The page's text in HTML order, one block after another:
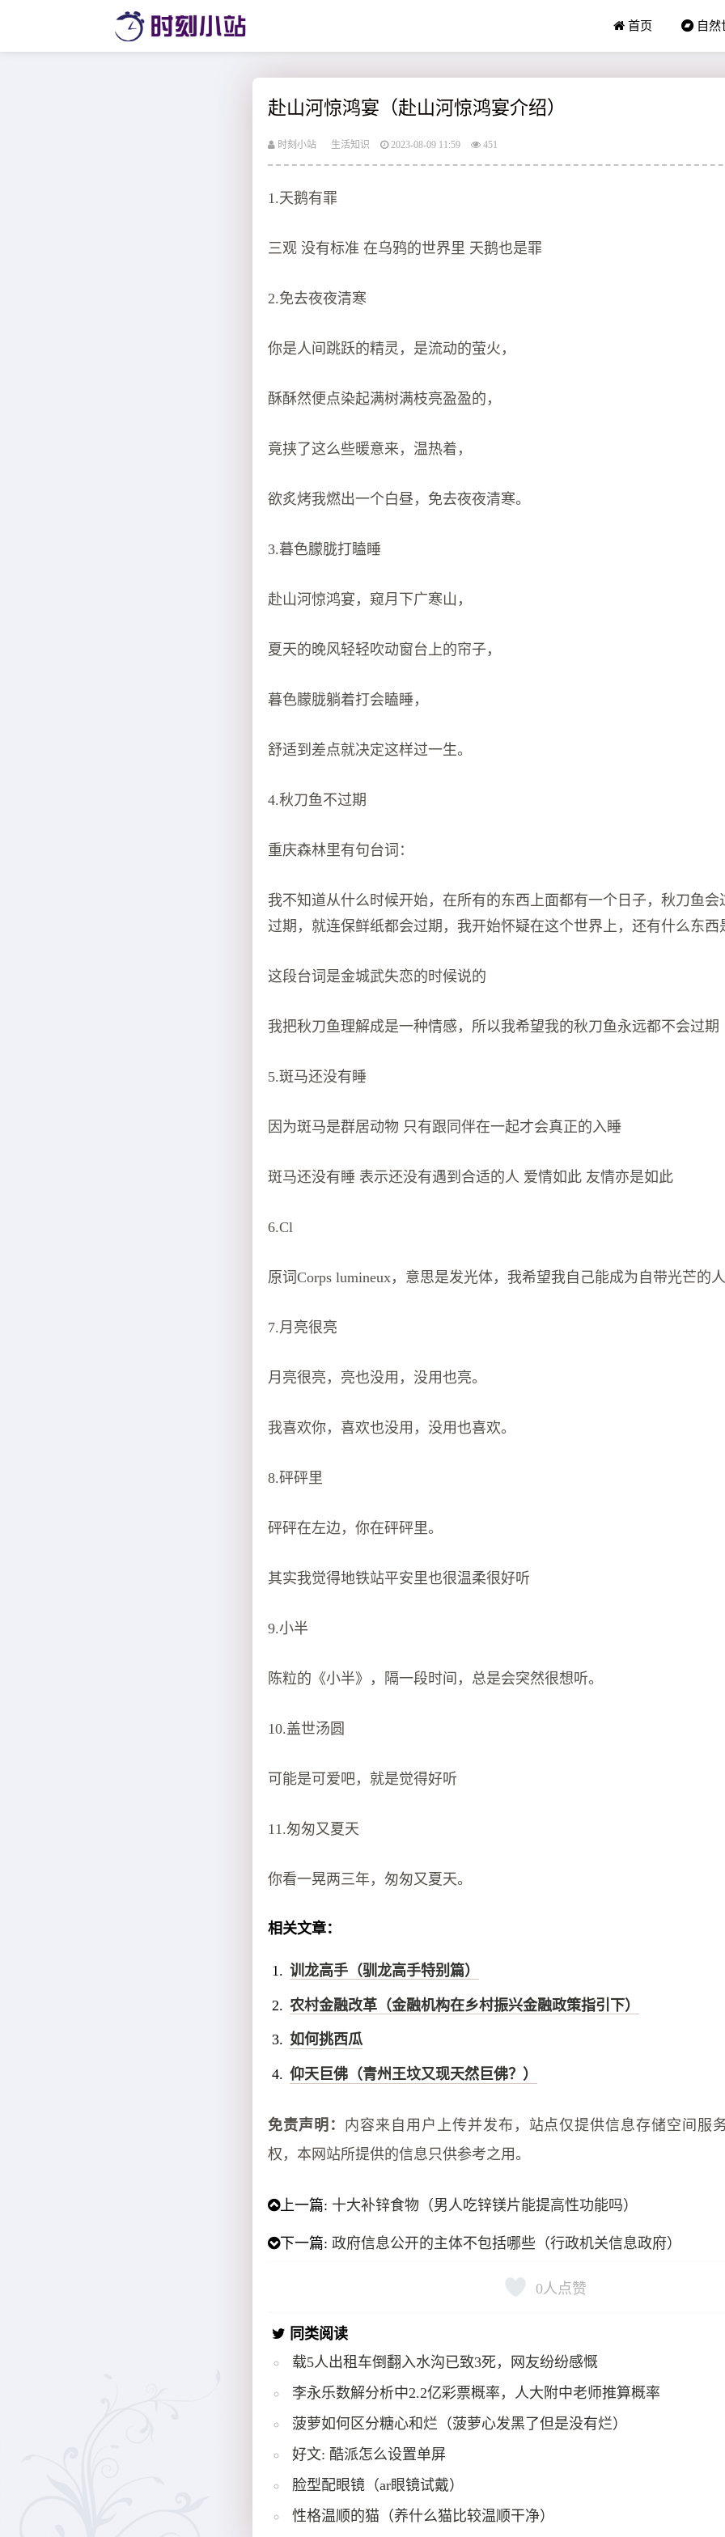
首页 自然
赴山河惊鸿宴（赴山河惊鸿宴介绍）
时刻小站 生活知识 2023-08-09 11:59 451
1.天鹅有罪
三观 没有标准 在乌鸦的世界里 天鹅也是罪
2.免去夜夜清寒
你是人间跳跃的精灵，是流动的萤火，
酥酥然便点染起满树满枝亮盈盈的，
竟挟了这么些暖意来，温热着，
欲炙烤我燃出一个白昼，免去夜夜清寒。
3.暮色朦胧打瞌睡
赴山河惊鸿宴，窥月下广寒山，
夏天的晚风轻轻吹动窗台上的帘子，
暮色朦胧躺着打会瞌睡，
舒适到差点就决定这样过一生。
4.秋刀鱼不过期
重庆森林里有句台词：
我不知道从什么时候开始，在所有的东西上面都有一个日子，秋刀鱼会
过期，就连保鲜纸都会过期，我开始怀疑在这个世界上，还有什么东西
这段台词是金城武失恋的时候说的
我把秋刀鱼理解成是一种情感，所以我希望我的秋刀鱼永远都不会过期
5.斑马还没有睡
因为斑马是群居动物 只有跟同伴在一起才会真正的入睡
斑马还没有睡 表示还没有遇到合适的人 爱情如此 友情亦是如此
6.Cl
原词Corps lumineux，意思是发光体，我希望我自己能成为自带光芒的
7.月亮很亮
月亮很亮，亮也没用，没用也亮。
我喜欢你，喜欢也没用，没用也喜欢。
8.砰砰里
砰砰在左边，你在砰砰里。
其实我觉得地铁站平安里也很温柔很好听
9.小半
陈粒的《小半》，隔一段时间，总是会突然很想听。
10.盖世汤圆
可能是可爱吧，就是觉得好听
11.匆匆又夏天
你看一晃两三年，匆匆又夏天。
相关文章：
训龙高手（驯龙高手特别篇）
农村金融改革（金融机构在乡村振兴金融政策指引下）
如何挑西瓜
仰天巨佛（青州王坟又现天然巨佛？）
免责声明： 内容来自用户上传并发布，站点仅提供信息存储空间服
权，本网站所提供的信息只供参考之用。
上一篇: 十大补锌食物（男人吃锌镁片能提高性功能吗）
下一篇:政府信息公开的主体不包括哪些（行政机关信息政府）
0人点赞
同类阅读
载5人出租车倒翻入水沟已致3死，网友纷纷感慨
李永乐数解分析中2.2亿彩票概率，人大附中老师推算概率
菠萝如何区分糖心和烂（菠萝心发黑了但是没有烂）
好文: 酷派怎么设置单屏
脸型配眼镜（ar眼镜试戴）
性格温顺的猫（养什么猫比较温顺干净）